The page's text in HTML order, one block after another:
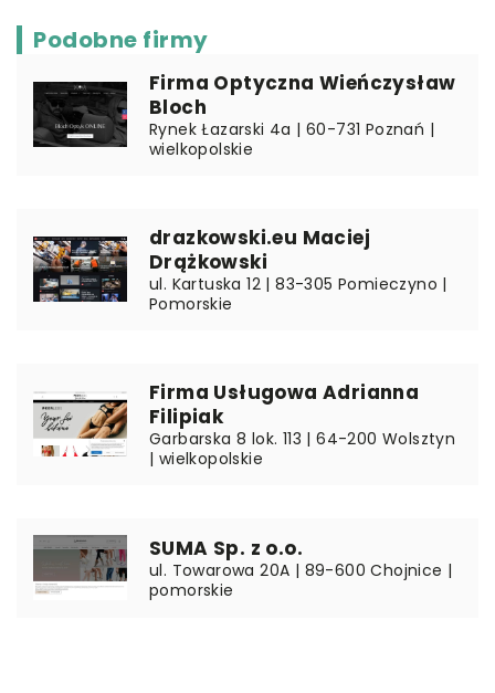
Podobne firmy
Firma Optyczna Wieńczysław
Bloch
Rynek Łazarski 4a | 60-731 Poznań |
wielkopolskie
drazkowski.eu Maciej
Drążkowski
ul. Kartuska 12 | 83-305 Pomieczyno |
Pomorskie
Firma Usługowa Adrianna
Filipiak
Garbarska 8 lok. 113 | 64-200 Wolsztyn
| wielkopolskie
SUMA Sp. z o.o.
ul. Towarowa 20A | 89-600 Chojnice |
pomorskie